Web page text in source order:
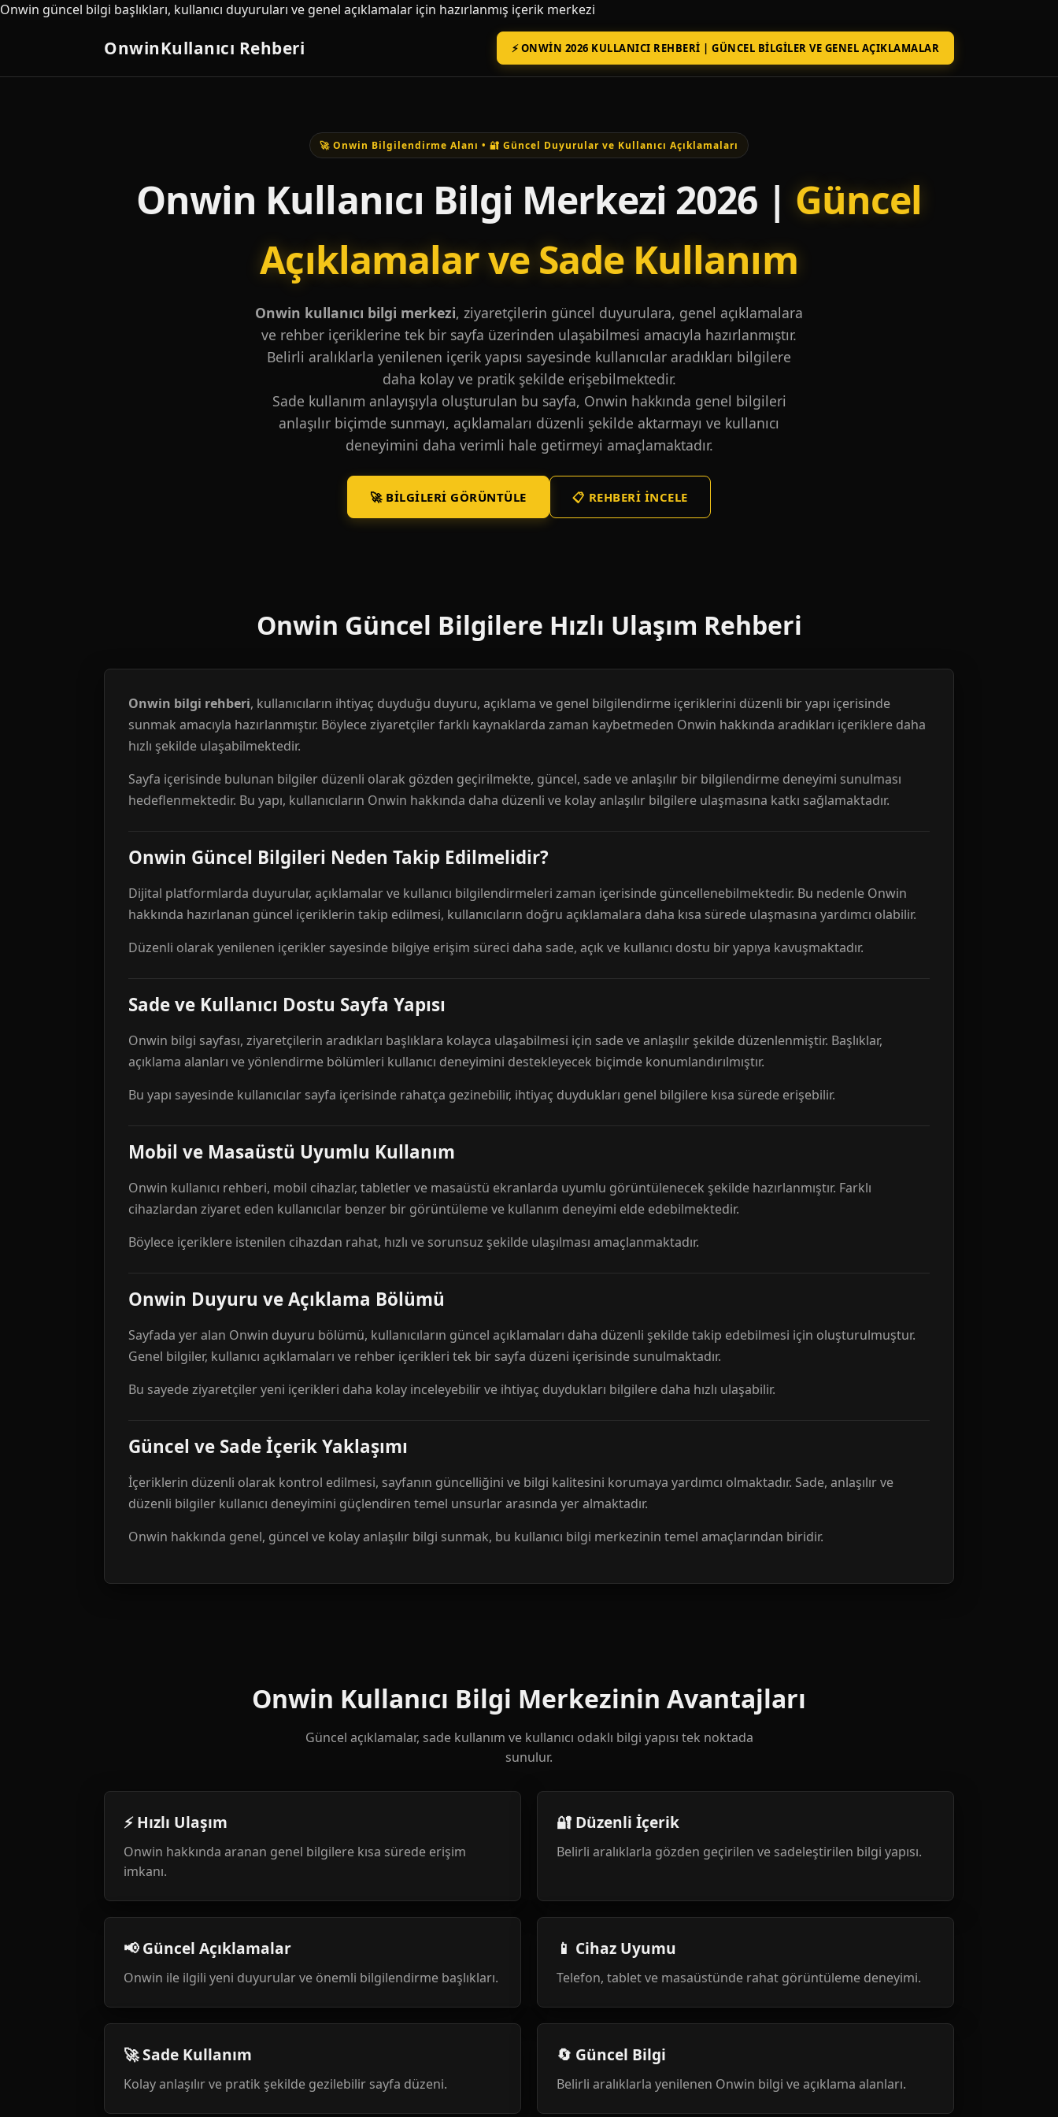
Onwin güncel bilgi başlıkları, kullanıcı duyuruları ve genel açıklamalar için hazırlanmış içerik merkezi
OnwinKullanıcı Rehberi ⚡ ONWIN 2026 KULLANICI REHBERI | GÜNCEL BILGILER VE GENEL AÇIKLAMALAR
🚀 Onwin Bilgilendirme Alanı • 🔐 Güncel Duyurular ve Kullanıcı Açıklamaları
Onwin Kullanıcı Bilgi Merkezi 2026 | Güncel
Açıklamalar ve Sade Kullanım
Onwin kullanıcı bilgi merkezi, ziyaretçilerin güncel duyurulara, genel açıklamalara
ve rehber içeriklerine tek bir sayfa üzerinden ulaşabilmesi amacıyla hazırlanmıştır.
Belirli aralıklarla yenilenen içerik yapısı sayesinde kullanıcılar aradıkları bilgilere
daha kolay ve pratik şekilde erişebilmektedir.
Sade kullanım anlayışıyla oluşturulan bu sayfa, Onwin hakkında genel bilgileri
anlaşılır biçimde sunmayı, açıklamaları düzenli şekilde aktarmayı ve kullanıcı
deneyimini daha verimli hale getirmeyi amaçlamaktadır.
🚀 BILGILERI GÖRÜNTÜLE 📋 REHBERI İNCELE
Onwin Güncel Bilgilere Hızlı Ulaşım Rehberi
Onwin bilgi rehberi, kullanıcıların ihtiyaç duyduğu duyuru, açıklama ve genel bilgilendirme içeriklerini düzenli bir yapı içerisinde
sunmak amacıyla hazırlanmıştır. Böylece ziyaretçiler farklı kaynaklarda zaman kaybetmeden Onwin hakkında aradıkları içeriklere daha
hızlı şekilde ulaşabilmektedir.
Sayfa içerisinde bulunan bilgiler düzenli olarak gözden geçirilmekte, güncel, sade ve anlaşılır bir bilgilendirme deneyimi sunulması
hedeflenmektedir. Bu yapı, kullanıcıların Onwin hakkında daha düzenli ve kolay anlaşılır bilgilere ulaşmasına katkı sağlamaktadır.
Onwin Güncel Bilgileri Neden Takip Edilmelidir?
Dijital platformlarda duyurular, açıklamalar ve kullanıcı bilgilendirmeleri zaman içerisinde güncellenebilmektedir. Bu nedenle Onwin
hakkında hazırlanan güncel içeriklerin takip edilmesi, kullanıcıların doğru açıklamalara daha kısa sürede ulaşmasına yardımcı olabilir.
Düzenli olarak yenilenen içerikler sayesinde bilgiye erişim süreci daha sade, açık ve kullanıcı dostu bir yapıya kavuşmaktadır.
Sade ve Kullanıcı Dostu Sayfa Yapısı
Onwin bilgi sayfası, ziyaretçilerin aradıkları başlıklara kolayca ulaşabilmesi için sade ve anlaşılır şekilde düzenlenmiştir. Başlıklar,
açıklama alanları ve yönlendirme bölümleri kullanıcı deneyimini destekleyecek biçimde konumlandırılmıştır.
Bu yapı sayesinde kullanıcılar sayfa içerisinde rahatça gezinebilir, ihtiyaç duydukları genel bilgilere kısa sürede erişebilir.
Mobil ve Masaüstü Uyumlu Kullanım
Onwin kullanıcı rehberi, mobil cihazlar, tabletler ve masaüstü ekranlarda uyumlu görüntülenecek şekilde hazırlanmıştır. Farklı
cihazlardan ziyaret eden kullanıcılar benzer bir görüntüleme ve kullanım deneyimi elde edebilmektedir.
Böylece içeriklere istenilen cihazdan rahat, hızlı ve sorunsuz şekilde ulaşılması amaçlanmaktadır.
Onwin Duyuru ve Açıklama Bölümü
Sayfada yer alan Onwin duyuru bölümü, kullanıcıların güncel açıklamaları daha düzenli şekilde takip edebilmesi için oluşturulmuştur.
Genel bilgiler, kullanıcı açıklamaları ve rehber içerikleri tek bir sayfa düzeni içerisinde sunulmaktadır.
Bu sayede ziyaretçiler yeni içerikleri daha kolay inceleyebilir ve ihtiyaç duydukları bilgilere daha hızlı ulaşabilir.
Güncel ve Sade İçerik Yaklaşımı
İçeriklerin düzenli olarak kontrol edilmesi, sayfanın güncelliğini ve bilgi kalitesini korumaya yardımcı olmaktadır. Sade, anlaşılır ve
düzenli bilgiler kullanıcı deneyimini güçlendiren temel unsurlar arasında yer almaktadır.
Onwin hakkında genel, güncel ve kolay anlaşılır bilgi sunmak, bu kullanıcı bilgi merkezinin temel amaçlarından biridir.
Onwin Kullanıcı Bilgi Merkezinin Avantajları
Güncel açıklamalar, sade kullanım ve kullanıcı odaklı bilgi yapısı tek noktada
sunulur.
⚡ Hızlı Ulaşım
Onwin hakkında aranan genel bilgilere kısa sürede erişim
imkanı.
🔐 Düzenli İçerik
Belirli aralıklarla gözden geçirilen ve sadeleştirilen bilgi yapısı.
📢 Güncel Açıklamalar
Onwin ile ilgili yeni duyurular ve önemli bilgilendirme başlıkları.
📱 Cihaz Uyumu
Telefon, tablet ve masaüstünde rahat görüntüleme deneyimi.
🚀 Sade Kullanım
Kolay anlaşılır ve pratik şekilde gezilebilir sayfa düzeni.
🔄 Güncel Bilgi
Belirli aralıklarla yenilenen Onwin bilgi ve açıklama alanları.